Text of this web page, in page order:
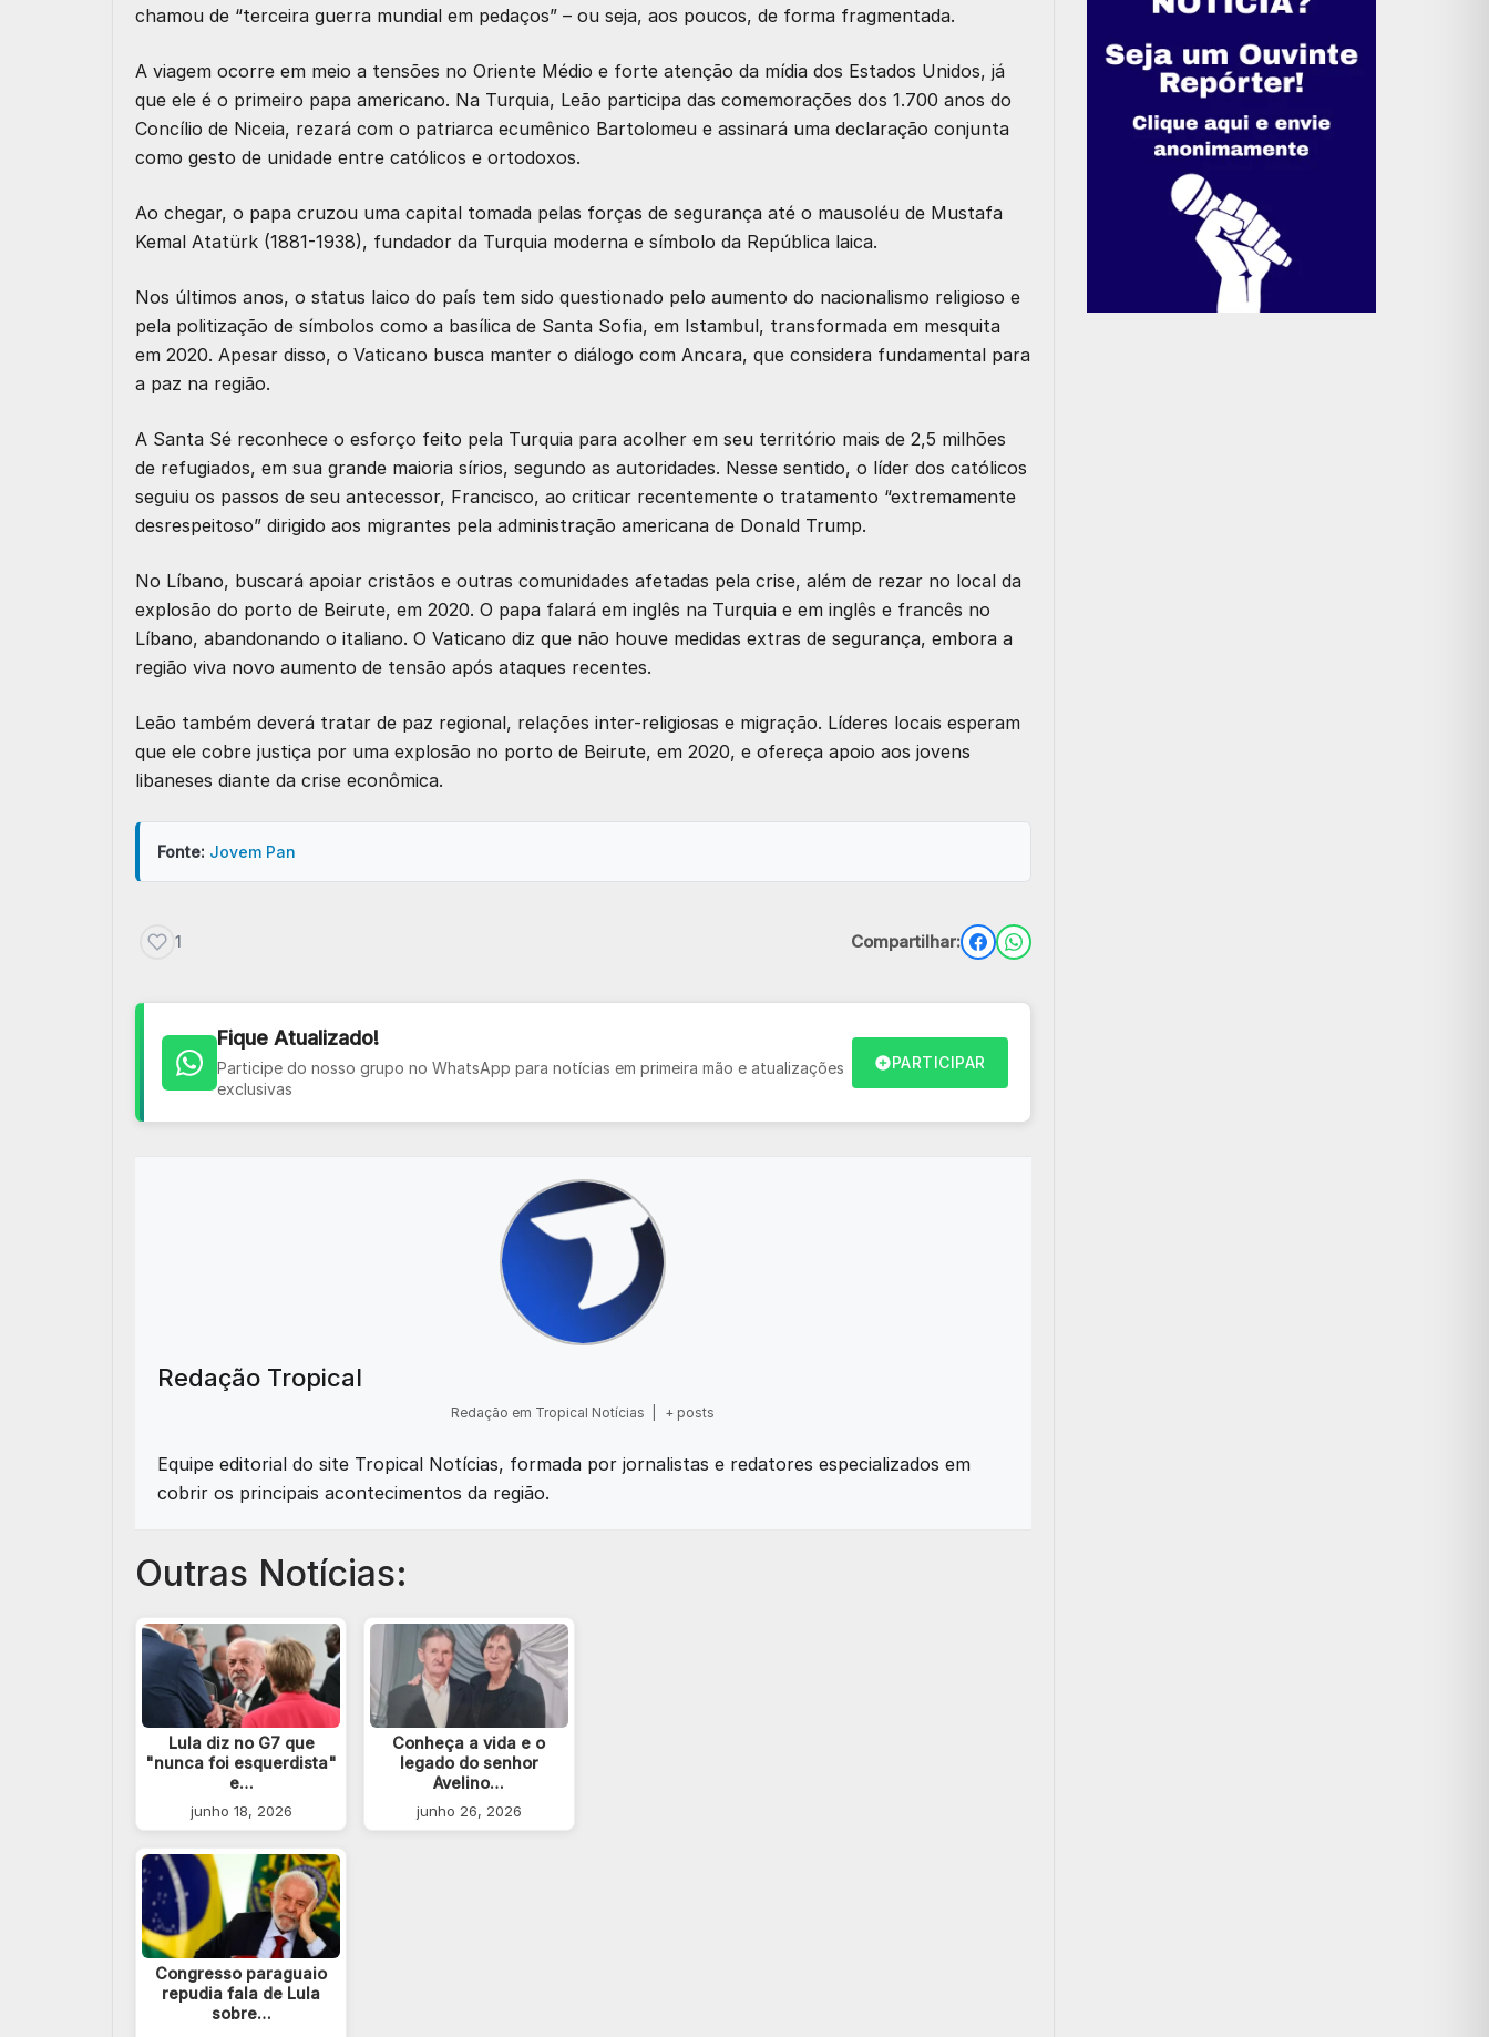
chamou de “terceira guerra mundial em pedaços” – ou seja, aos poucos, de forma fragmentada.
A viagem ocorre em meio a tensões no Oriente Médio e forte atenção da mídia dos Estados Unidos, já
que ele é o primeiro papa americano. Na Turquia, Leão participa das comemorações dos 1.700 anos do
Concílio de Niceia, rezará com o patriarca ecumênico Bartolomeu e assinará uma declaração conjunta
como gesto de unidade entre católicos e ortodoxos.
Ao chegar, o papa cruzou uma capital tomada pelas forças de segurança até o mausoléu de Mustafa
Kemal Atatürk (1881-1938), fundador da Turquia moderna e símbolo da República laica.
Nos últimos anos, o status laico do país tem sido questionado pelo aumento do nacionalismo religioso e
pela politização de símbolos como a basílica de Santa Sofia, em Istambul, transformada em mesquita
em 2020. Apesar disso, o Vaticano busca manter o diálogo com Ancara, que considera fundamental para
a paz na região.
A Santa Sé reconhece o esforço feito pela Turquia para acolher em seu território mais de 2,5 milhões
de refugiados, em sua grande maioria sírios, segundo as autoridades. Nesse sentido, o líder dos católicos
seguiu os passos de seu antecessor, Francisco, ao criticar recentemente o tratamento “extremamente
desrespeitoso” dirigido aos migrantes pela administração americana de Donald Trump.
No Líbano, buscará apoiar cristãos e outras comunidades afetadas pela crise, além de rezar no local da
explosão do porto de Beirute, em 2020. O papa falará em inglês na Turquia e em inglês e francês no
Líbano, abandonando o italiano. O Vaticano diz que não houve medidas extras de segurança, embora a
região viva novo aumento de tensão após ataques recentes.
Leão também deverá tratar de paz regional, relações inter-religiosas e migração. Líderes locais esperam
que ele cobre justiça por uma explosão no porto de Beirute, em 2020, e ofereça apoio aos jovens
libaneses diante da crise econômica.
Fonte: Jovem Pan
1 Compartilhar:
Fique Atualizado!
Participe do nosso grupo no WhatsApp para notícias em primeira mão e atualizações
exclusivas
PARTICIPAR
Redação Tropical
Redação em Tropical Notícias + posts
Equipe editorial do site Tropical Notícias, formada por jornalistas e redatores especializados em
cobrir os principais acontecimentos da região.
Outras Notícias:
Lula diz no G7 que
"nunca foi esquerdista"
e…
junho 18, 2026
Congresso paraguaio
repudia fala de Lula
sobre…
Conheça a vida e o
legado do senhor
Avelino…
junho 26, 2026